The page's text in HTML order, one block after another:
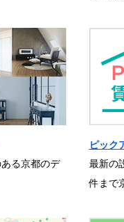
る京都のデ
ピック
最新の
件まで